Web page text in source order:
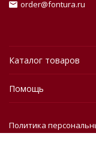
order@fontura.ru
Каталог товаров
Помощь
Политика